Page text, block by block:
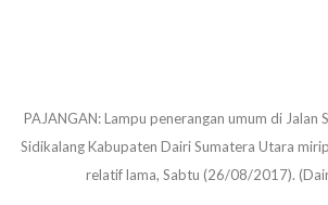
PAJANGAN: Lampu penerangan umum di Jalan
Sidikalang Kabupaten Dairi Sumatera Utara
relatif lama, Sabtu (26/08/2017).